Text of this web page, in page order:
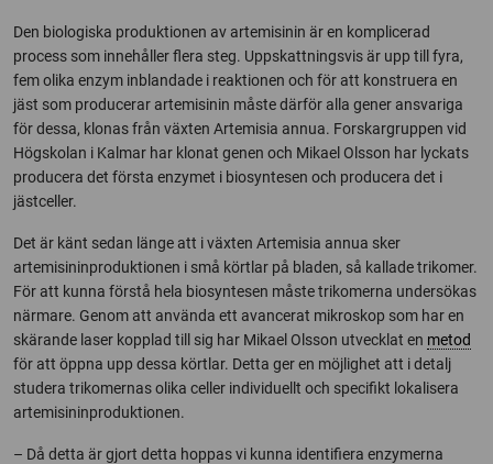
Den biologiska produktionen av artemisinin är en komplicerad
process som innehåller flera steg. Uppskattningsvis är upp till fyra,
fem olika enzym inblandade i reaktionen och för att konstruera en
jäst som producerar artemisinin måste därför alla gener ansvariga
för dessa, klonas från växten Artemisia annua. Forskargruppen vid
Högskolan i Kalmar har klonat genen och Mikael Olsson har lyckats
producera det första enzymet i biosyntesen och producera det i
jästceller.
Det är känt sedan länge att i växten Artemisia annua sker
artemisininproduktionen i små körtlar på bladen, så kallade trikomer.
För att kunna förstå hela biosyntesen måste trikomerna undersökas
närmare. Genom att använda ett avancerat mikroskop som har en
skärande laser kopplad till sig har Mikael Olsson utvecklat en metod
för att öppna upp dessa körtlar. Detta ger en möjlighet att i detalj
studera trikomernas olika celler individuellt och specifikt lokalisera
artemisininproduktionen.
– Då detta är gjort detta hoppas vi kunna identifiera enzymerna